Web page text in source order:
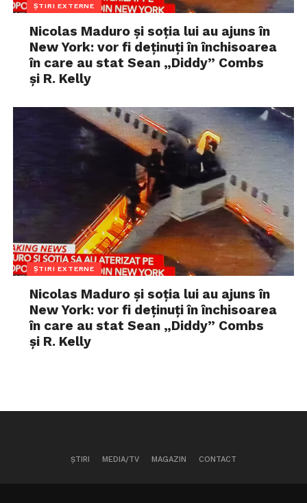
ȘTIRI EXTERNE
Nicolas Maduro și soția lui au ajuns în
New York: vor fi deținuți în închisoarea
în care au stat Sean „Diddy” Combs
și R. Kelly
ȘTIRI EXTERNE
Nicolas Maduro și soția lui au ajuns în
New York: vor fi deținuți în închisoarea
în care au stat Sean „Diddy” Combs
și R. Kelly
ȘTIRI MEDIA/TV MAGAZIN CONTACT